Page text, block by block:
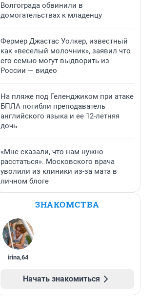
Волгограда обвинили в
домогательствах к младенцу
Фермер Джастас Уолкер, известный
как «веселый молочник», заявил что
его семью могут выдворить из
России — видео
На пляже под Геленджиком при атаке
БПЛА погибли преподаватель
английского языка и ее 12-летняя
дочь
«Мне сказали, что нам нужно
расстаться». Московского врача
уволили из клиники из-за мата в
личном блоге
ЗНАКОМСТВА
irina,64
Начать знакомиться